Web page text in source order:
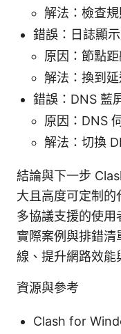
解法：檢查
錯誤：日誌顯
原因：節點
解法：換到
錯誤：DNS 藍
原因：DNS
解法：切換
結論與下一步
大且高度可定制
多協議支援的使用
實際案例與排錯
線、提升網路效能
資源與參考
Clash for